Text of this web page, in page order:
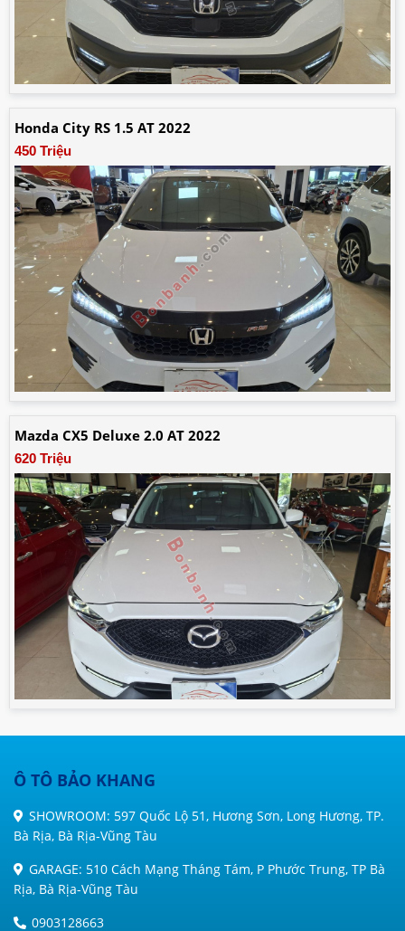
Honda City RS 1.5 AT 2022
450 Triệu
Mazda CX5 Deluxe 2.0 AT 2022
620 Triệu
Ô TÔ BẢO KHANG
SHOWROOM: 597 Quốc Lộ 51, Hương Sơn, Long Hương, TP.
Bà Rịa, Bà Rịa-Vũng Tàu
GARAGE: 510 Cách Mạng Tháng Tám, P Phước Trung, TP Bà
Rịa, Bà Rịa-Vũng Tàu
0903128663